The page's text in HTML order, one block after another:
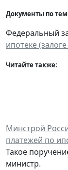
Документы по
Федеральный
ипотеке
Читайте также:
Минстрой
платежей по
Такое
министр.